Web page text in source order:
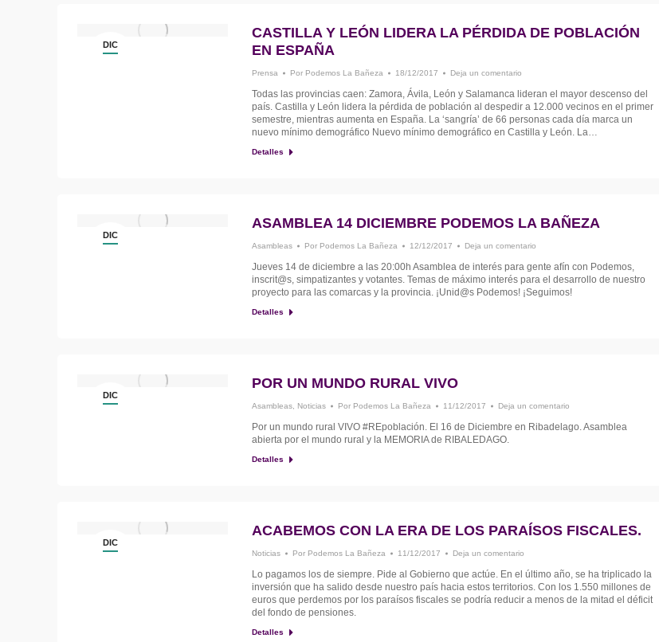
DIC
CASTILLA Y LEÓN LIDERA LA PÉRDIDA DE POBLACIÓN
EN ESPAÑA
Prensa Por Podemos La Bañeza 18/12/2017 Deja un comentario
Todas las provincias caen: Zamora, Ávila, León y Salamanca lideran el mayor descenso del
país. Castilla y León lidera la pérdida de población al despedir a 12.000 vecinos en el primer
semestre, mientras aumenta en España. La ‘sangría’ de 66 personas cada día marca un
nuevo mínimo demográfico Nuevo mínimo demográfico en Castilla y León. La…
Detalles
DIC
ASAMBLEA 14 DICIEMBRE PODEMOS LA BAÑEZA
Asambleas Por Podemos La Bañeza 12/12/2017 Deja un comentario
Jueves 14 de diciembre a las 20:00h Asamblea de interés para gente afín con Podemos,
inscrit@s, simpatizantes y votantes. Temas de máximo interés para el desarrollo de nuestro
proyecto para las comarcas y la provincia. ¡Unid@s Podemos! ¡Seguimos!
Detalles
DIC
POR UN MUNDO RURAL VIVO
Asambleas Noticias Por Podemos La Bañeza 11/12/2017 Deja un comentario
Por un mundo rural VIVO #REpoblación. El 16 de Diciembre en Ribadelago. Asamblea
abierta por el mundo rural y la MEMORIA de RIBALEDAGO.
Detalles
DIC
ACABEMOS CON LA ERA DE LOS PARAÍSOS FISCALES.
Noticias Por Podemos La Bañeza 11/12/2017 Deja un comentario
Lo pagamos los de siempre. Pide al Gobierno que actúe. En el último año, se ha triplicado la
inversión que ha salido desde nuestro país hacia estos territorios. Con los 1.550 millones de
euros que perdemos por los paraísos fiscales se podría reducir a menos de la mitad el déficit
del fondo de pensiones.
Detalles